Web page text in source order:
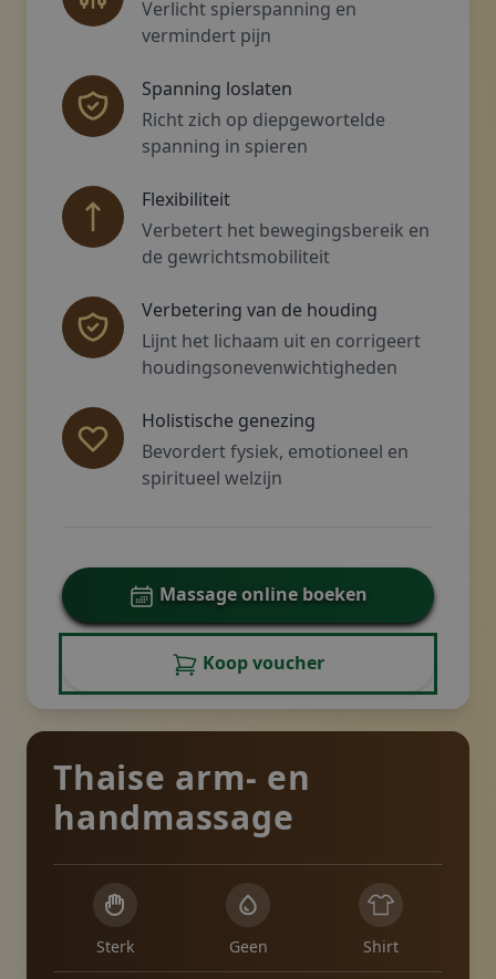
Verlicht spierspanning en
vermindert pijn
Spanning loslaten
Richt zich op diepgewortelde
spanning in spieren
Flexibiliteit
Verbetert het bewegingsbereik en
de gewrichtsmobiliteit
Verbetering van de houding
Lijnt het lichaam uit en corrigeert
houdingsonevenwichtigheden
Holistische genezing
Bevordert fysiek, emotioneel en
spiritueel welzijn
Massage online boeken
Koop voucher
Thaise arm- en
handmassage
Sterk Geen Shirt